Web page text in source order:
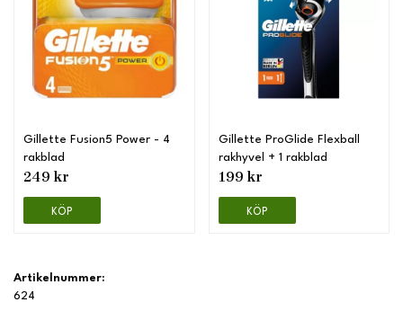
Gillette Fusion5 Power - 4
rakblad
249 kr
KÖP
Gillette ProGlide Flexball
rakhyvel + 1 rakblad
199 kr
KÖP
Artikelnummer:
624